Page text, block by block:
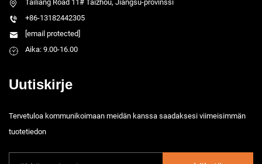
Tailiang Road 11# Taizhou, Jiangsu-provinssi
+86-13182442305
[email protected]
Aika: 9.00-16.00
Uutiskirje
Tervetuloa kommunikoimaan meidän kanssa saadaksesi viimeisimmän
tuotetiedon